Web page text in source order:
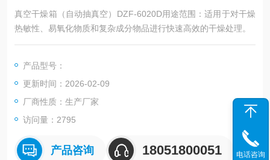
真空干燥箱（自动抽真空）DZF-6020D用途范围：适用于对干燥
热敏性、易氧化物质和复杂成分物品进行快速高效的干燥处理。
产品型号：
更新时间：2026-02-09
厂商性质：生产厂家
访问量：2795
产品咨询 18051800051 电话咨询